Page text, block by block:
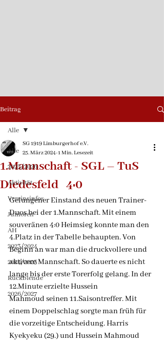
Beitrag
Alle
2025/2026
Aktivität
Vereinsinfos
Junioren
AH
2023/2024
2024/2025
Rückblende
2026/2027
Alle
1.Mannschaft - SGL – TuS
Diedesfeld 4:0
SG 1919 Limburgerhof e.V.
25. März 2024 1 Min. Lesezeit
Gelungener Einstand des neuen Trainer-
Duos bei der 1.Mannschaft. Mit einem
souveränen 4:0 Heimsieg konnte man den
4.Platz in der Tabelle behaupten. Von
Beginn an war man die druckvollere und
aktivere Mannschaft. So dauerte es nicht
lange bis der erste Torerfolg gelang. In der
12.Minute erzielte Hussein
Mahmoud seinen 11.Saisontreffer. Mit
einem Doppelschlag sorgte man früh für
die vorzeitige Entscheidung. Harris
Kyekyeku (29.) und Hussein Mahmoud